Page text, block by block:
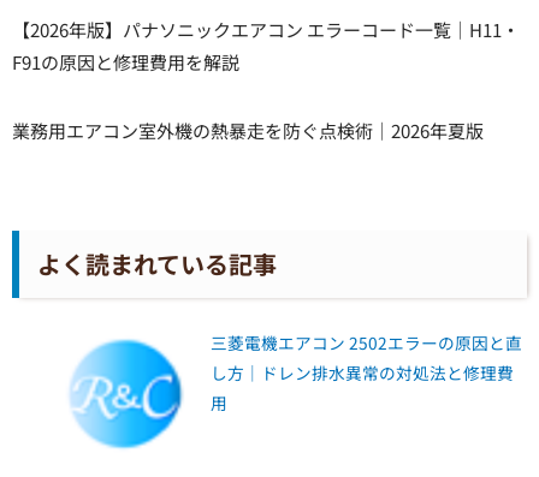
【2026年版】パナソニックエアコン エラーコード一覧｜H11・
F91の原因と修理費用を解説
業務用エアコン室外機の熱暴走を防ぐ点検術｜2026年夏版
よく読まれている記事
三菱電機エアコン 2502エラーの原因と直
し方｜ドレン排水異常の対処法と修理費
用